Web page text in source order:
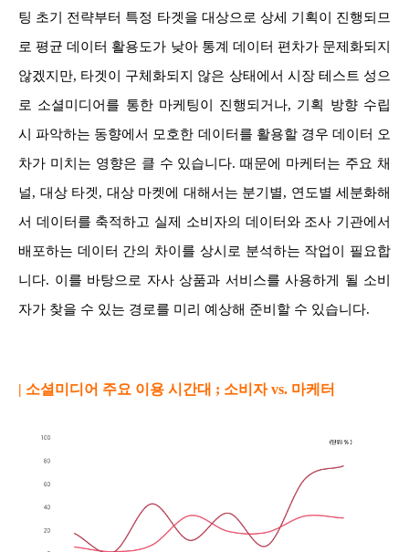
팅 초기 전략부터 특정 타겟을 대상으로 상세 기획이 진행되므
로 평균 데이터 활용도가 낮아 통계 데이터 편차가 문제화되지
않겠지만, 타겟이 구체화되지 않은 상태에서 시장 테스트 성으
로 소셜미디어를 통한 마케팅이 진행되거나, 기획 방향 수립
시 파악하는 동향에서 모호한 데이터를 활용할 경우 데이터 오
차가 미치는 영향은 클 수 있습니다. 때문에 마케터는 주요 채
널, 대상 타겟, 대상 마켓에 대해서는 분기별, 연도별 세분화해
서 데이터를 축적하고 실제 소비자의 데이터와 조사 기관에서
배포하는 데이터 간의 차이를 상시로 분석하는 작업이 필요합
니다. 이를 바탕으로 자사 상품과 서비스를 사용하게 될 소비
자가 찾을 수 있는 경로를 미리 예상해 준비할 수 있습니다.
| 소셜미디어 주요 이용 시간대 ; 소비자 vs. 마케터